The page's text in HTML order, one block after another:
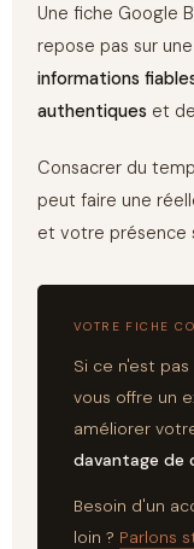
Une fiche Google
repose pas sur
informations
authentiques et
Consacrer du
peut faire une
et votre présence
VOTRE FICHE
Si ce n'est
vous offre un
améliorer
davantage de
Besoin d'un
loin ? Parlons